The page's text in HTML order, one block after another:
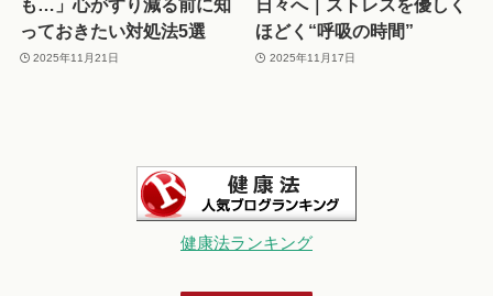
も…」心がすり減る前に知
っておきたい対処法5選
2025年11月21日
日々へ｜ストレスを優しく
ほどく“呼吸の時間”
2025年11月17日
健康法ランキング